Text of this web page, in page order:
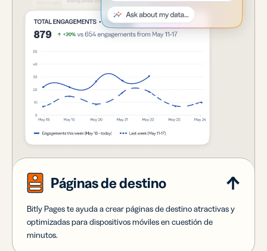
Páginas de destino
Bitly Pages te ayuda a crear páginas de destino atractivas y
optimizadas para dispositivos móviles en cuestión de
minutos.